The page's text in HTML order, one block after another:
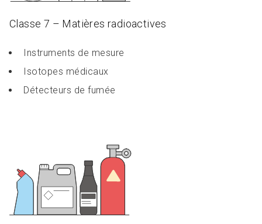
Classe 7 – Matières radioactives
Instruments de mesure
Isotopes médicaux
Détecteurs de fumée